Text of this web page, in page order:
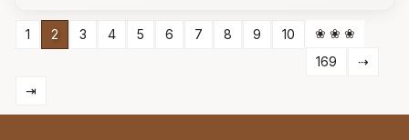
1 2 3 4 5 6 7 8 9 10
❀ ❀ ❀
169
⇢
⇥